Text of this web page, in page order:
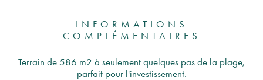
INFORMATIONS
COMPLÉMENTAIRES
Terrain de 586 m2 à seulement quelques pas de la plage,
parfait pour l'investissement.